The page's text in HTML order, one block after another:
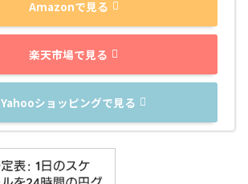
Amazonで見る
楽天市場で見る
Yahooショッピングで見る